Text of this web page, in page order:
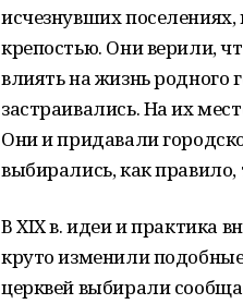
исчезнувших
крепостью. Они верили,
влиять на жизнь родного
застраивались. На их
Они и придавали
выбирались, как
В XIX в. идеи и практика
круто изменили
церквей выбирали